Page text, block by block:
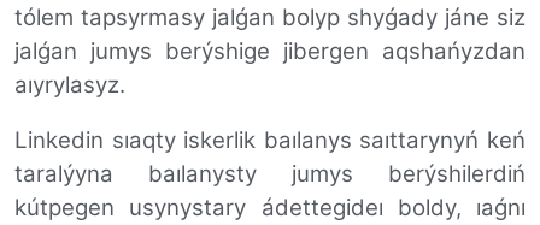
tólem tapsyrmasy jalǵan bolyp shyǵady jáne siz
jalǵan jumys berýshige jibergen aqshańyzdan
aıyrylasyz.
Linkedin sıaqty iskerlik baılanys saıttarynyń keń
taralýyna baılanysty jumys berýshilerdiń
kútpegen usynystary ádettegideı boldy, ıaǵnı